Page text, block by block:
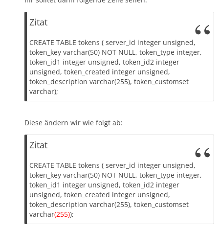
Zitat
CREATE TABLE tokens ( server_id integer unsigned,
token_key varchar(50) NOT NULL, token_type integer,
token_id1 integer unsigned, token_id2 integer
unsigned, token_created integer unsigned,
token_description varchar(255), token_customset
varchar);
Diese ändern wir wie folgt ab:
Zitat
CREATE TABLE tokens ( server_id integer unsigned,
token_key varchar(50) NOT NULL, token_type integer,
token_id1 integer unsigned, token_id2 integer
unsigned, token_created integer unsigned,
token_description varchar(255), token_customset
varchar(255));